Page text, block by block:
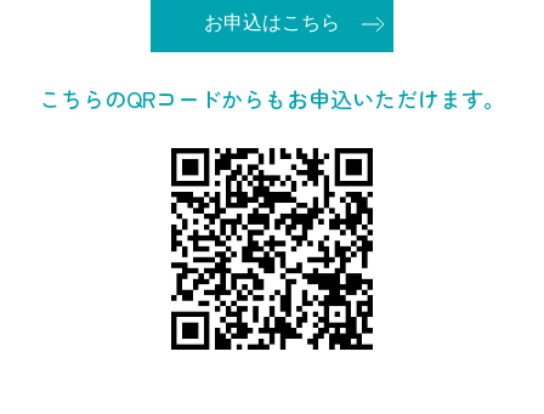
お申込はこちら
こちらのQRコードからもお申込いただけます。